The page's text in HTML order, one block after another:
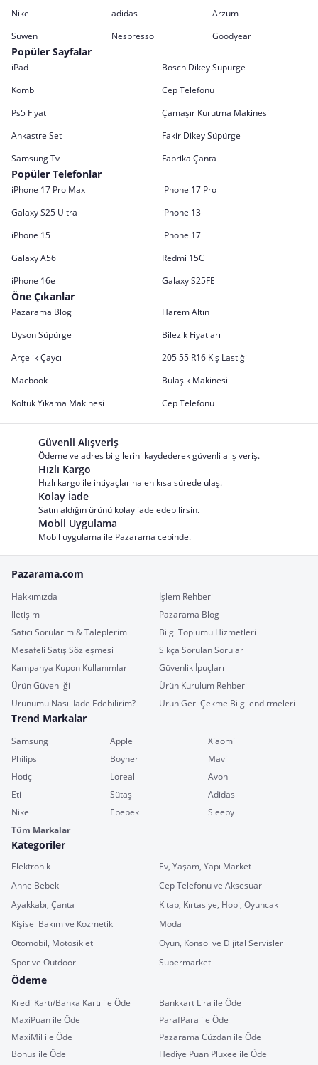
Nike adidas
Arzum
Suwen
Nespresso Goodyear
Popüler Sayfalar
iPad
Bosch Dikey Süpürge
Kombi
Cep Telefonu
Ps5 Fiyat
Çamaşır Kurutma Makinesi
Ankastre Set
Fakir Dikey Süpürge
Samsung Tv
Fabrika Çanta
Popüler Telefonlar
iPhone 17 Pro Max
iPhone 17 Pro
Galaxy S25 Ultra
iPhone 13
iPhone 15
iPhone 17
Galaxy A56
Redmi 15C
iPhone 16e
Galaxy S25FE
Öne Çıkanlar
Pazarama Blog
Harem Altın
Dyson Süpürge
Bilezik Fiyatları
Arçelik Çaycı
205 55 R16 Kış Lastiği
Macbook
Bulaşık Makinesi
Koltuk Yıkama Makinesi
Cep Telefonu
Güvenli Alışveriş
Ödeme ve adres bilgilerini kaydederek güvenli alış veriş.
Hızlı Kargo
Hızlı kargo ile ihtiyaçlarına en kısa sürede ulaş.
Kolay İade
Satın aldığın ürünü kolay iade edebilirsin.
Mobil Uygulama
Mobil uygulama ile Pazarama cebinde.
Pazarama.com
Hakkımızda
İşlem Rehberi
İletişim
Pazarama Blog
Satıcı Sorularım & Taleplerim
Bilgi Toplumu Hizmetleri
Mesafeli Satış Sözleşmesi
Sıkça Sorulan Sorular
Kampanya Kupon Kullanımları
Güvenlik İpuçları
Ürün Güvenliği
Ürün Kurulum Rehberi
Ürünümü Nasıl İade Edebilirim?
Ürün Geri Çekme Bilgilendirmeleri
Trend Markalar
Samsung Apple
Xiaomi
Philips
Boyner
Mavi
Hotiç
Loreal
Avon
Eti
Sütaş
Adidas
Nike
Ebebek
Sleepy
Tüm Markalar
Kategoriler
Elektronik
Ev, Yaşam, Yapı Market
Anne Bebek
Cep Telefonu ve Aksesuar
Ayakkabı, Çanta
Kitap, Kırtasiye, Hobi, Oyuncak
Kişisel Bakım ve Kozmetik
Moda
Otomobil, Motosiklet
Oyun, Konsol ve Dijital Servisler
Spor ve Outdoor
Süpermarket
Ödeme
Kredi Kartı/Banka Kartı ile Öde
Bankkart Lira ile Öde
MaxiPuan ile Öde
ParafPara ile Öde
MaxiMil ile Öde
Pazarama Cüzdan ile Öde
Bonus ile Öde
Hediye Puan Pluxee ile Öde